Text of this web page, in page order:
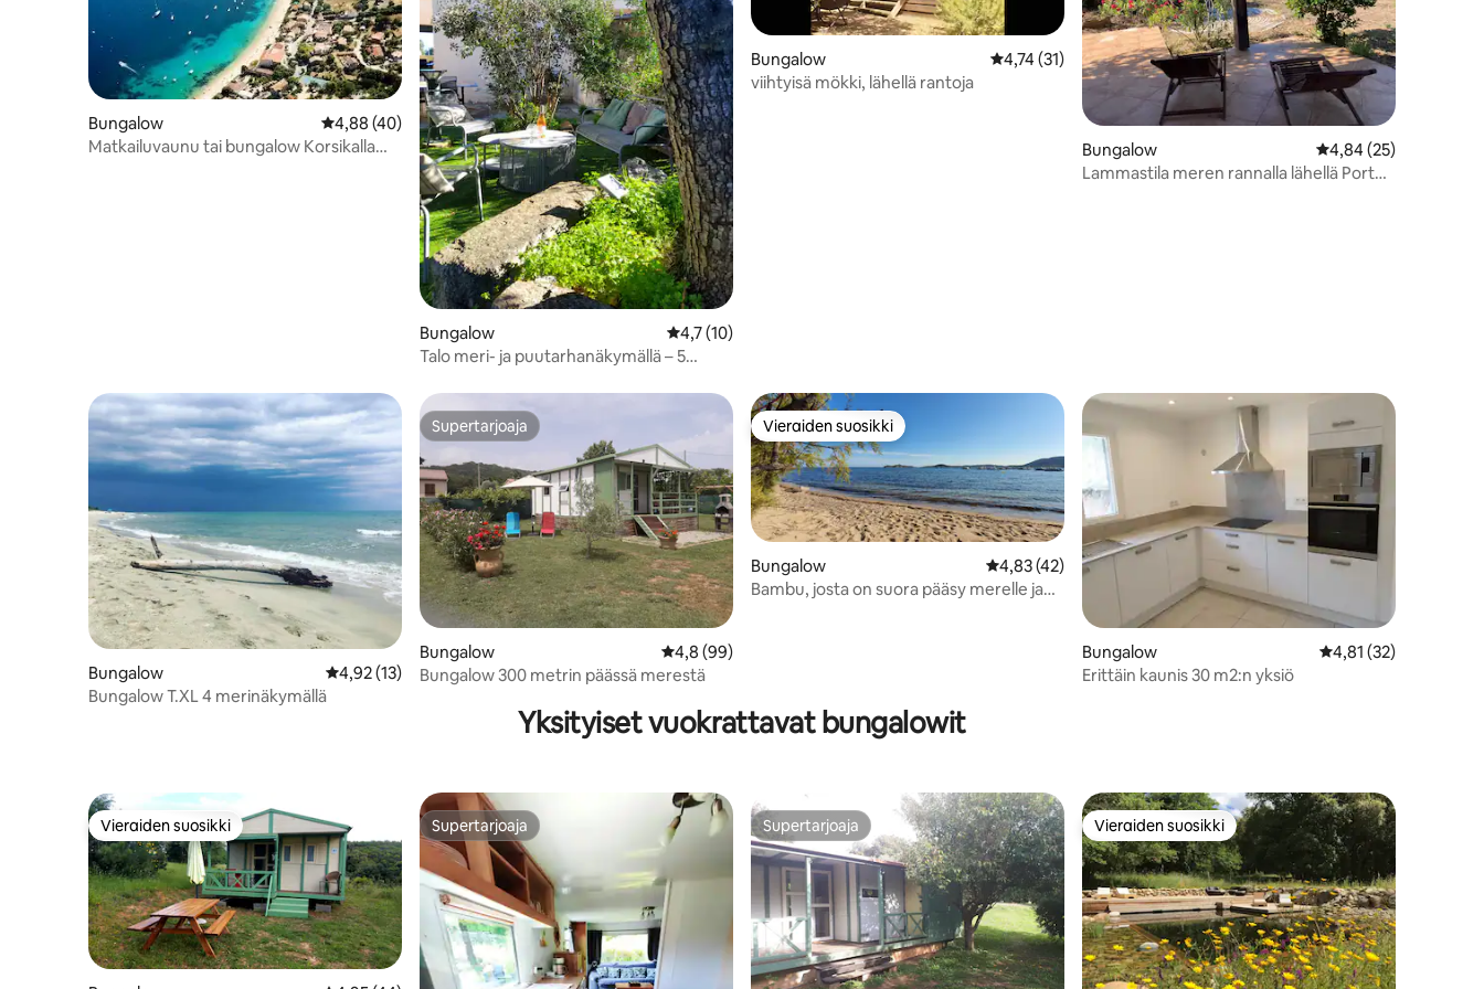
Bungalow Keskimääräinen arvio 4,88/5, 40 arvostelua
4,88 (40)
Matkailuvaunu tai bungalow Korsikalla
Bungalow Keskimääräinen arvio 4,7/5, 10 arvostelua
4,7 (10)
Talo meri- ja puutarhanäkymällä – 5
rannalle/kauppoihin
Bungalow Keskimääräinen arvio 4,74/5, 31 arvostelua
4,74 (31)
viihtyisä mökki, lähellä rantoja
Bungalow Keskimääräinen
4,84 (25)
Lammastila meren rannalla lähellä Porto
Bungalow Keskimääräinen arvio 4,92/5, 13 arvostelua
4,92 (13)
Bungalow T.XL 4 merinäkymällä
Supertarjoaja
Supertarjoaja
Bungalow Keskimääräinen arvio 4,8/5, 99 arvostelua
4,8 (99)
Bungalow 300 metrin päässä merestä
Vieraiden suosikki
Vieraiden suosikki
Bungalow Keskimääräinen arvio 4,83/5, 42 arvostelua
4,83 (42)
Bambu, josta on suora pääsy merelle ja
Bungalow Keskimääräinen
4,81 (32)
Erittäin kaunis 30 m2:n yksiö
Yksityiset vuokrattavat bungalowit
Vieraiden suosikki
Vieraiden suosikki Supertarjoaja
Supertarjoaja Supertarjoaja
Supertarjoaja Vieraiden suosikki
Vieraiden suosikki